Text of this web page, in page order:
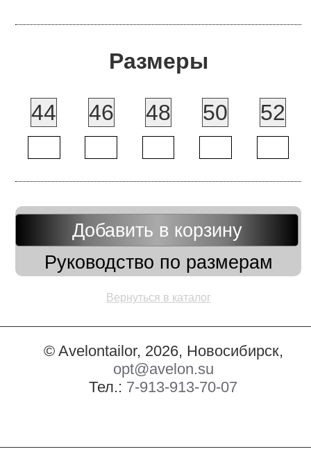
Размеры
44 46 48 50 52
Добавить в корзину
Руководство по размерам
Вернуться в каталог
© Avelontailor, 2026, Новосибирск,
opt@avelon.su
Тел.: 7-913-913-70-07